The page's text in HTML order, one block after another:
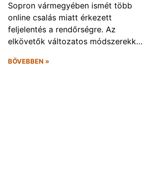
Sopron vármegyében ismét több
online csalás miatt érkezett
feljelentés a rendőrségre. Az
elkövetők változatos módszerekk…
BŐVEBBEN »